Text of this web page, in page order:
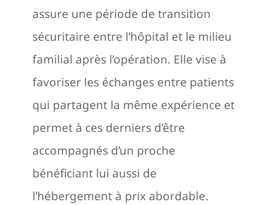
assure une période de transition
sécuritaire entre l’hôpital et le milieu
familial après l’opération. Elle vise à
favoriser les échanges entre patients
qui partagent la même expérience et
permet à ces derniers d’être
accompagnés d’un proche
bénéficiant lui aussi de
l’hébergement à prix abordable.